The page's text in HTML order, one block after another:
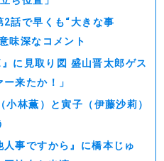
2話で早くも“大きな事
味深なコメント
に見取り図 盛山晋太郎ゲス
来たか！」
小林薫）と寅子（伊藤沙莉）
事ですから』に橋本じゅ